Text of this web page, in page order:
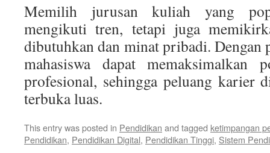
Memilih jurusan kuliah yang
mengikuti tren, tetapi juga
dibutuhkan dan minat pribadi. Dengan
mahasiswa dapat memaksimalkan
profesional, sehingga peluang karier
terbuka luas.
This entry was posted in Pendidikan and tagged ketimpangan
Pendidikan, Pendidikan Digital, Pendidikan Tinggi, Sistem